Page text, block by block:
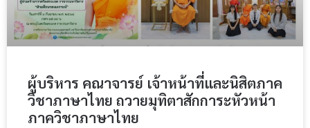
ผู้บริหาร คณาจารย์ เจ้าหน้าที่และนิสิตภาค
วิชาภาษาไทย ถวายมุทิตาสักการะหัวหน้า
ภาควิชาภาษาไทย